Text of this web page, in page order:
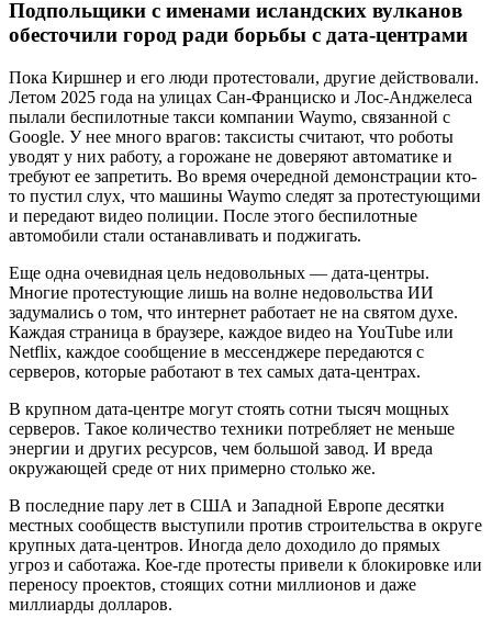
Подпольщики с именами исландских вулканов
обесточили город ради борьбы с дата-центрами
Пока Киршнер и его люди протестовали, другие действовали.
Летом 2025 года на улицах Сан-Франциско и Лос-Анджелеса
пылали беспилотные такси компании Waymo, связанной с
Google. У нее много врагов: таксисты считают, что роботы
уводят у них работу, а горожане не доверяют автоматике и
требуют ее запретить. Во время очередной демонстрации кто-
то пустил слух, что машины Waymo следят за протестующими
и передают видео полиции. После этого беспилотные
автомобили стали останавливать и поджигать.
Еще одна очевидная цель недовольных — дата-центры.
Многие протестующие лишь на волне недовольства ИИ
задумались о том, что интернет работает не на святом духе.
Каждая страница в браузере, каждое видео на YouTube или
Netflix, каждое сообщение в мессенджере передаются с
серверов, которые работают в тех самых дата-центрах.
В крупном дата-центре могут стоять сотни тысяч мощных
серверов. Такое количество техники потребляет не меньше
энергии и других ресурсов, чем большой завод. И вреда
окружающей среде от них примерно столько же.
В последние пару лет в США и Западной Европе десятки
местных сообществ выступили против строительства в округе
крупных дата-центров. Иногда дело доходило до прямых
угроз и саботажа. Кое-где протесты привели к блокировке или
переносу проектов, стоящих сотни миллионов и даже
миллиарды долларов.